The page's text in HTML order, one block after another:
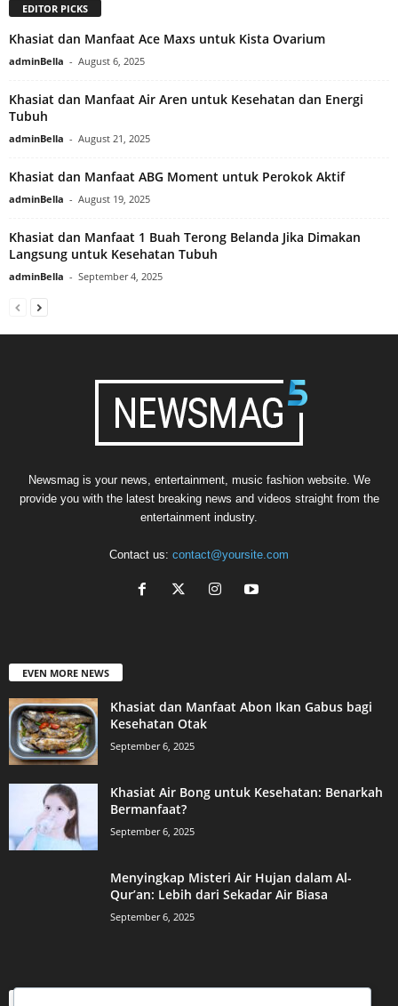
EDITOR PICKS
Khasiat dan Manfaat Ace Maxs untuk Kista Ovarium
adminBella - August 6, 2025
Khasiat dan Manfaat Air Aren untuk Kesehatan dan Energi
Tubuh
adminBella - August 21, 2025
Khasiat dan Manfaat ABG Moment untuk Perokok Aktif
adminBella - August 19, 2025
Khasiat dan Manfaat 1 Buah Terong Belanda Jika Dimakan
Langsung untuk Kesehatan Tubuh
adminBella - September 4, 2025
Newsmag is your news, entertainment, music fashion website. We
provide you with the latest breaking news and videos straight from the
entertainment industry.
Contact us: contact@yoursite.com
EVEN MORE NEWS
Khasiat dan Manfaat Abon Ikan Gabus bagi
Kesehatan Otak
September 6, 2025
Khasiat Air Bong untuk Kesehatan: Benarkah
Bermanfaat?
September 6, 2025
Menyingkap Misteri Air Hujan dalam Al-
Qur’an: Lebih dari Sekadar Air Biasa
September 6, 2025